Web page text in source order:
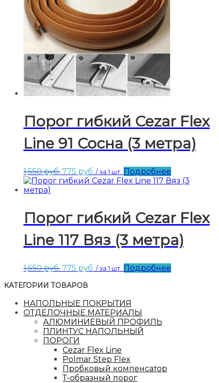
Порог гибкий Cezar Flex
Line 91 Сосна (3 метра)
1,550руб. Первоначальная
цена
775 руб. Текущая
цена:
/ за 1 шт. Подробнее
Порог гибкий Cezar Flex
Line 117 Вяз (3 метра)
1,550руб. Первоначальная
составляла
775 руб. Текущая
/ за 1 шт. Подробнее
КАТЕГОРИИ ТОВАРОВ
НАПОЛЬНЫЕ ПОКРЫТИЯ
ОТДЕЛОЧНЫЕ МАТЕРИАЛЫ
АЛЮМИНИЕВЫЙ ПРОФИЛЬ
ПЛИНТУС НАПОЛЬНЫЙ
ПОРОГИ
Cezar Flex Line
Polmar Step Flex
Пробковый компенсатор
Т-образный порог